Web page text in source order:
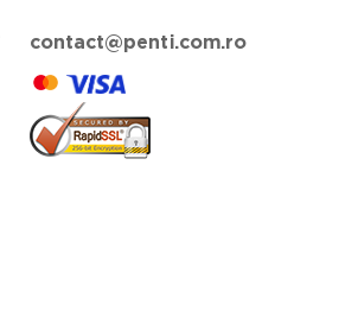
contact@penti.com.ro